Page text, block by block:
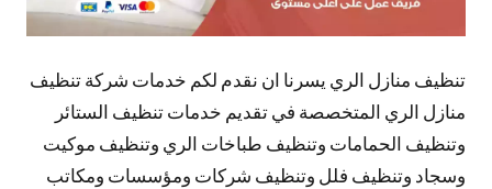
تنظيف منازل الري يسرنا ان نقدم لكم خدمات شركة تنظيف
منازل الري المتخصصة في تقديم خدمات تنظيف الستائر
وتنظيف الحمامات وتنظيف طباخات الري وتنظيف موكيت
وسجاد وتنظيف فلل وتنظيف شركات ومؤسسات ومكاتب